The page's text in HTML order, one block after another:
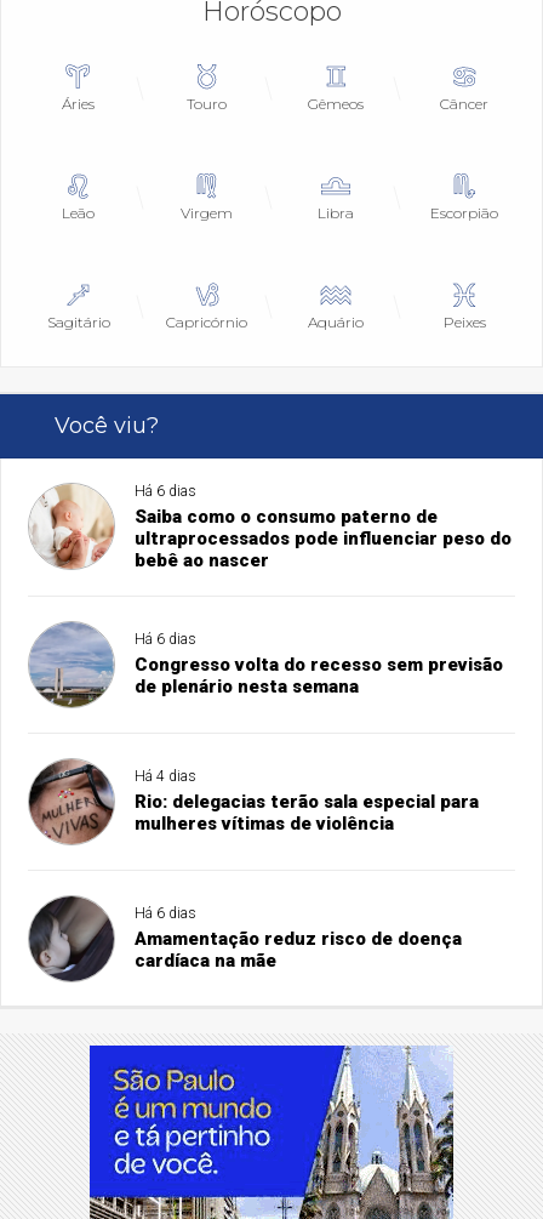
Horóscopo
Áries Touro Gêmeos Câncer
Leão Virgem Libra Escorpião
Sagitário Capricórnio Aquário Peixes
Você viu?
Há 6 dias
Saiba como o consumo paterno de
ultraprocessados pode influenciar peso do
bebê ao nascer
Há 6 dias
Congresso volta do recesso sem previsão
de plenário nesta semana
Há 4 dias
Rio: delegacias terão sala especial para
mulheres vítimas de violência
Há 6 dias
Amamentação reduz risco de doença
cardíaca na mãe